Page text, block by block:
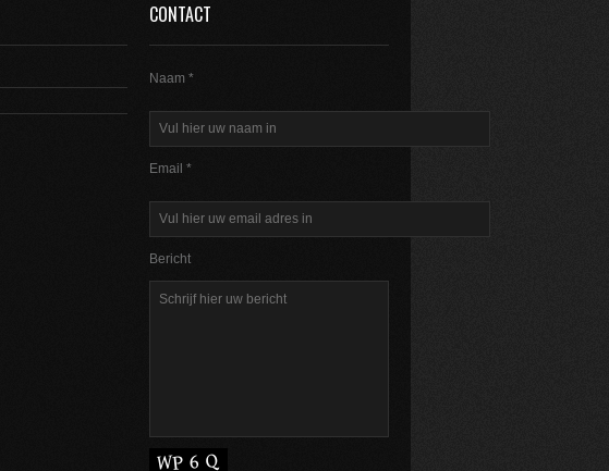
CONTACT
Naam *
Email *
Bericht